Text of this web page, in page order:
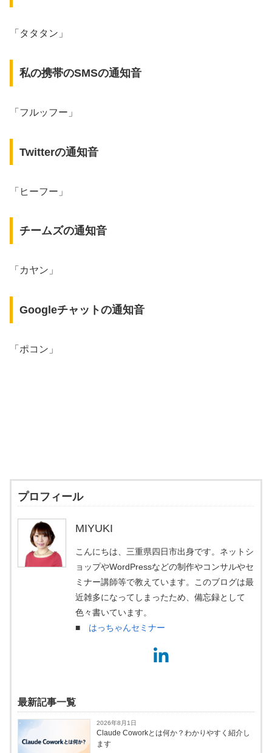
「タタタン」
私の携帯のSMSの通知音
「フルッフー」
Twitterの通知音
「ヒーフー」
チームズの通知音
「カヤン」
Googleチャットの通知音
「ポコン」
プロフィール
MIYUKI
こんにちは、三重県四日市出身です。ネットシ
ョップやWordPressなどの制作やコンサルやセ
ミナー講師等で教えています。このブログは最
近雑多になってしまったため、備忘録として
色々書いています。
■ はっちゃんセミナー
最新記事一覧
2026年8月1日
Claude Coworkとは何か？わかりやすく紹介し
ます